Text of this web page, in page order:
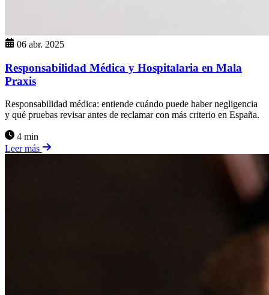
06 abr. 2025
Responsabilidad Médica y Hospitalaria en Mala
Praxis
Responsabilidad médica: entiende cuándo puede haber negligencia
y qué pruebas revisar antes de reclamar con más criterio en España.
4 min
Leer más